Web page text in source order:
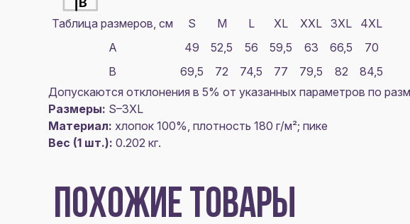
Таблица размеров, см S M L XL XXL 3XL
4XL
A
49 52,5 56 59,5 63 66,5
70
B
69,5 72 74,5 77 79,5 82
84,5
Допускаются отклонения в 5% от указанных параметров по
Размеры: S–3XL
Материал: хлопок 100%, плотность 180 г/м²; пике
Вес (1 шт.): 0.202 кг.
ПОХОЖИЕ ТОВАРЫ